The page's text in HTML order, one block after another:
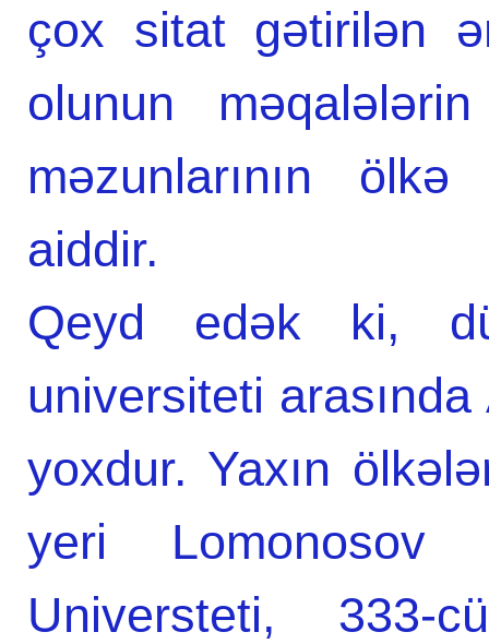
çox sitat gətirilən
olunun
məzunlarının
aiddir.
Qeyd edək ki,
universiteti
yoxdur. Yaxın
yeri Lomonosov
Universteti, 333-